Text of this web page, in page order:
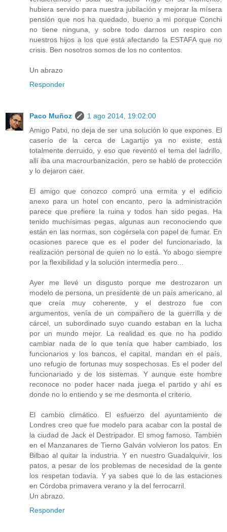
hubiera servido para nuestra jubilación y mejorar la mísera
pensión que nos ha quedado, bueno a mi porque Conchi
no tiene ninguna, y sobre todo darnos un respiro con
nuestros hijos a los que está afectando la ESTAFA que no
crisis. Ben nosotros somos de los no contentos.
Un abrazo
Responder
Paco Muñoz
1 ago 2014, 19:02:00
Amigo Patxi, no deja de ser una solución lo que expones. El
caserío de la cerca de Lagartijo ya no existe, está
totalmente derruido, y eso que reventó el tema del ladrillo,
allí iba una macrourbanización, pero se habló de protección
y lo dejaron caer.
El amigo que conozco compró una ermita y el edificio
anexo para un hotel con encanto, pero la administración
parece que prefiere la ruina y todos han sido pegas. Ha
tenido muchísimas pegas, algunas aun reconociendo que
están en las normas, son cogérsela con papel de fumar. En
ocasiones parece que es el poder del funcionariado, la
realización personal de quien no lo está. Yo abogo siempre
por la flexibilidad y la solución intermedia pero...
Ayer me llevé un disgusto porque me destrozaron un
modelo de persona, un presidente de un país americano, al
que creía muy coherente, y el destrozo fue con
argumentos, venía de un compañero de la guerrilla y de
cárcel, un subordinado suyo cuando estaban en la lucha
por un mundo mejor. La realidad es que no ha podido
cambiar nada de lo que tenía que haber cambiado, los
funcionarios y los bancos, el capital, mandan en el país,
uno refugio de fortunas muy sospechosas. Es el poder del
funcionariado y de los sistemas. Y aunque este hombre
reconoce no poder hacer nada juega el partido y ahí es
donde no lo entiendo y se me desmonta el criterio.
El cambio climático. El esfuerzo del ayuntamiento de
Londres creo que fue modelo para acabar con la postal de
la ciudad de Jack el Destripador. El smog famoso. También
en el Manzanares de Tierno Galván volvieron los patos. En
Bilbao al quitar la industria. Y en nuestro Guadalquivir, los
patos, a pesar de los problemas de necesidad de la gente
los respetan todavía. Y ya sabes que lo de las estaciones
en Córdoba primavera verano y la del ferrocarril.
Un abrazo.
Responder